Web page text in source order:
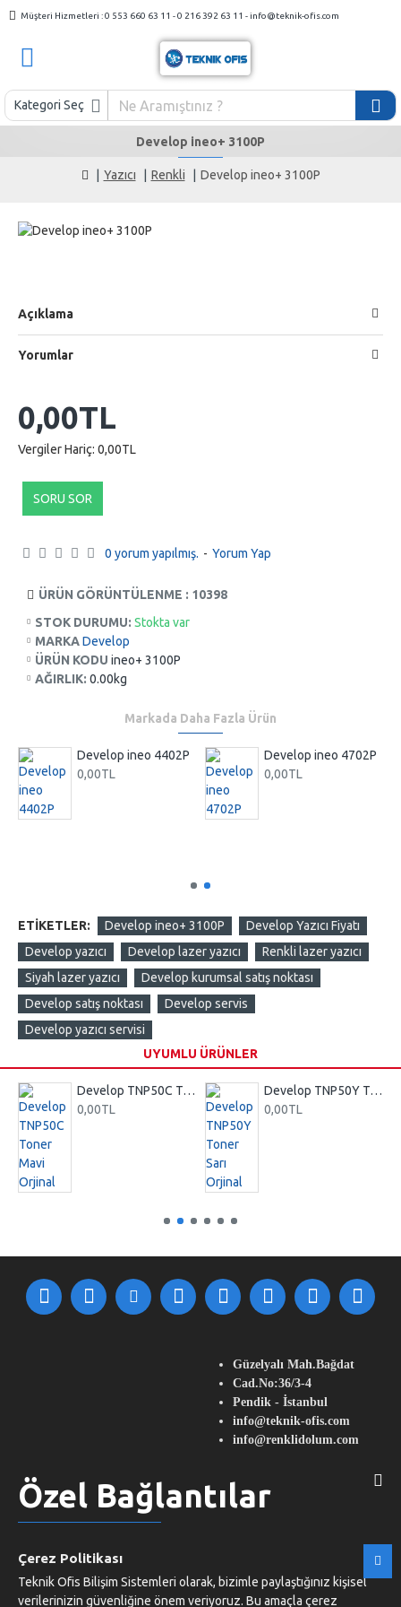
Müşteri Hizmetleri : 0 553 660 63 11 - 0 216 392 63 11 - info@teknik-ofis.com
Kategori Seç
Yazıcı Renkli Develop ineo+ 3100P
Develop ineo+ 3100P
Açıklama
Yorumlar
STOK DURUMU: Stokta var
MARKADevelop
ÜRÜN KODU ineo+ 3100P
AĞIRLIK: 0.00kg
ÜRÜN GÖRÜNTÜLENME : 10398
0 yorum yapılmış. - Yorum Yap
0,00TL
Vergiler Hariç: 0,00TL
SORU SOR
Markada Daha Fazla Ürün
Develop ineo 4402P
0,00TL
Develop ineo 4702P
0,00TL
ETIKETLER: Develop ineo+ 3100P
Develop Yazıcı Fiyatı
Develop yazıcı
Develop lazer yazıcı
Renkli lazer yazıcı
Siyah lazer yazıcı
Develop kurumsal satış noktası
Develop satış noktası
Develop servis
Develop yazıcı servisi
UYUMLU ÜRÜNLER
Develop TNP50C Toner Mavi Orjinal
0,00TL
Develop TNP50Y Toner Sarı Orjinal
0,00TL
Güzelyalı Mah.Bağdat
Cad.No:36/3-4
Pendik - İstanbul
info@teknik-ofis.com
info@renklidolum.com
Özel Bağlantılar
Müşteri Servisi
Çerez Politikası
Teknik Ofis Bilişim Sistemleri olarak, bizimle paylaştığınız kişisel
verilerinizin güvenliğine önem veriyoruz. Bu amaçla çerez